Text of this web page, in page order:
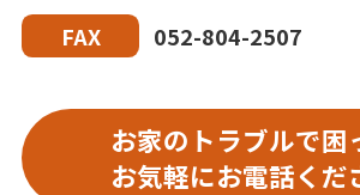
FAX
052-804-2507
お家のトラブルで困
お気軽にお電話くだ